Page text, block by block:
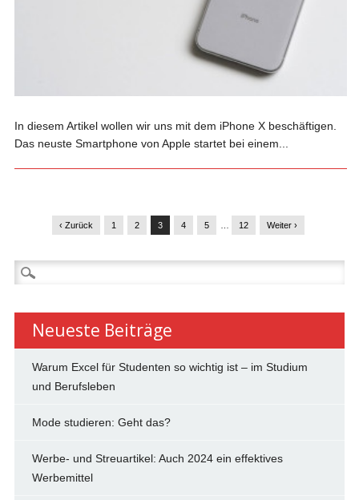
In diesem Artikel wollen wir uns mit dem iPhone X beschäftigen.
Das neuste Smartphone von Apple startet bei einem...
‹ Zurück 1 2 3 4 5 12 Weiter ›
Suchen
nach:
Neueste Beiträge
Warum Excel für Studenten so wichtig ist – im Studium
und Berufsleben
Mode studieren: Geht das?
Werbe- und Streuartikel: Auch 2024 ein effektives
Werbemittel